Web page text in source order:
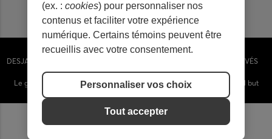
Personnaliser les témoins
DESJARDINS CAISSE DU RÉSEAU DE LA SANTÉ - TOUS DROITS RÉSERVÉS
2020 | DESIGN WEBH2O COMMUNICATION
Le genre masculin est utilisé sans aucune discrimination et dans le seul but
EN FR
(ex. : cookies) pour personnaliser nos
contenus et faciliter votre expérience
numérique. Certains témoins peuvent être
recueillis avec votre consentement.
Personnaliser vos choix
Tout accepter